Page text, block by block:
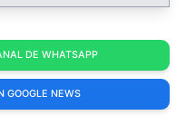
DE WHATSAPP
GOOGLE NEWS